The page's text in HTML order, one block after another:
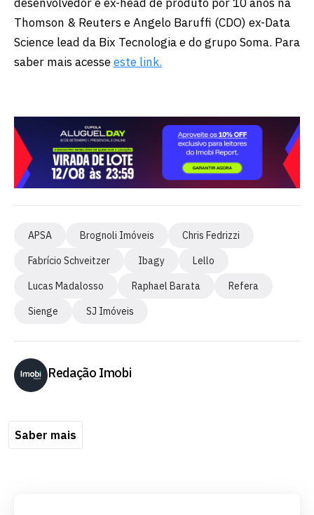
Thomson & Reuters e Angelo Baruffi (CDO) ex-Data
Science lead da Bix Tecnologia e do grupo Soma. Para
saber mais acesseeste link.
APSA Brognoli Imóveis
Chris Fedrizzi
Fabrício Schveitzer
Ibagy
Lello
Lucas Madalosso
Raphael Barata
Refera
Sienge
SJ Imóveis
Redação Imobi
Saber mais